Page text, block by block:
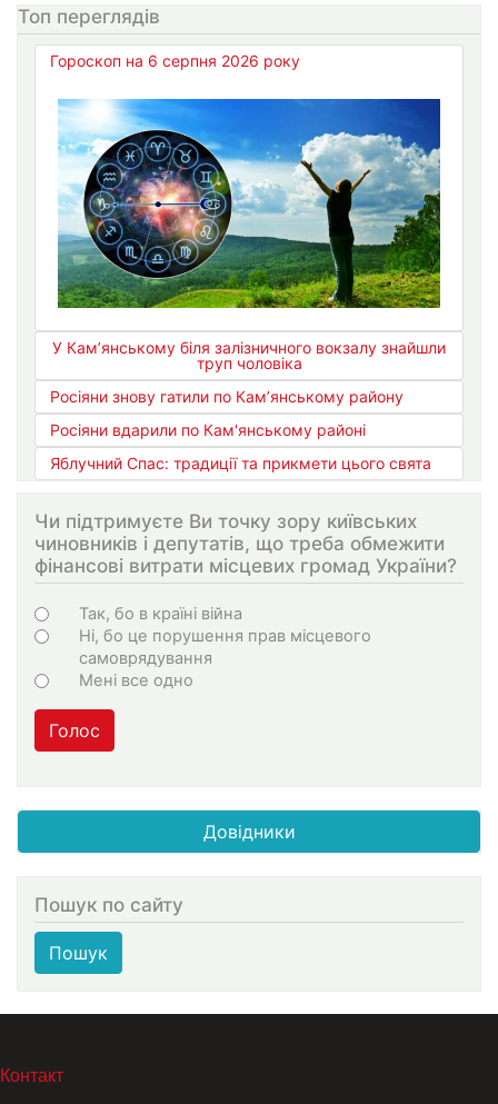
Топ переглядів
Гороскоп на 6 серпня 2026 року
У Кам’янському біля залізничного вокзалу знайшли
труп чоловіка
Росіяни знову гатили по Кам’янському району
Росіяни вдарили по Кам'янському районі
Яблучний Спас: традиції та прикмети цього свята
Чи підтримуєте Ви точку зору київських
чиновників і депутатів, що треба обмежити
фінансові витрати місцевих громад України?
Варіанти
Так, бо в країні війна
Ні, бо це порушення прав місцевого
самоврядування
Мені все одно
Голос
Довідники
Пошук по сайту
Пошук
МЕНЮ В ПОДВАЛЕ
Контакт